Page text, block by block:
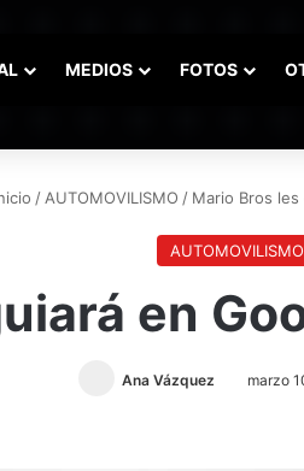
MEDIOS FOTOS
/ AUTOMOVILISMO / Mario Bros
AUTOMOVILISMO
en
Ana Vázquez marzo